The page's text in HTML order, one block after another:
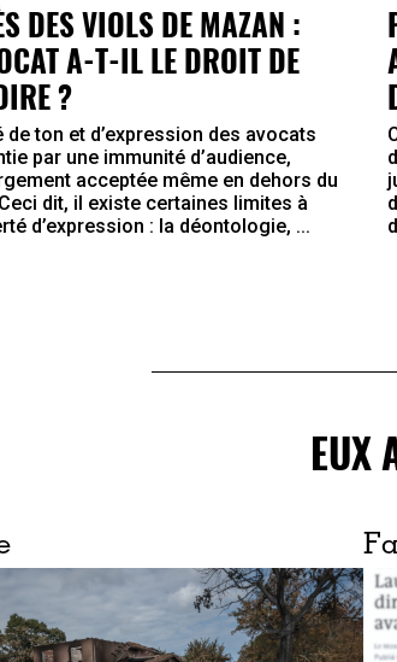
DES VIOLS DE MAZAN :
A-T-IL LE DROIT DE
?
de ton et d’expression des avocats
par une immunité d’audience,
acceptée même en dehors du
dit, il existe certaines limites à
d’expression : la déontologie, ...
EUX